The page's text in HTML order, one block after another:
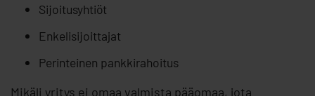
Sijoitusyhtiöt
Enkelisijoittajat
Perinteinen pankkirahoitus
Mikäli yritys ei omaa valmista pääomaa, jota